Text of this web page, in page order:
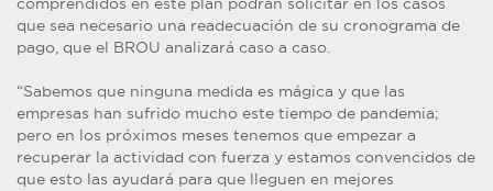
que sea necesario una readecuación de su cronograma de
pago, que el BROU analizará caso a caso.
“Sabemos que ninguna medida es mágica y que las
empresas han sufrido mucho este tiempo de pandemia;
pero en los próximos meses tenemos que empezar a
recuperar la actividad con fuerza y estamos convencidos de
que esto las ayudará para que lleguen en mejores